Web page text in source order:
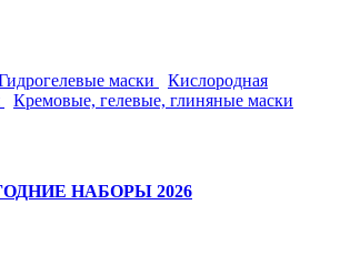
маски
Кислородная
Кремовые, гелевые, глиняные маски
НАБОРЫ 2026